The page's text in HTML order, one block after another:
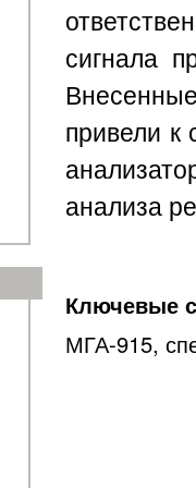
сигнала
привели к
анализа
Ключевые
МГА-915,